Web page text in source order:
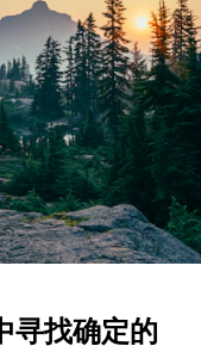
寻找确定的